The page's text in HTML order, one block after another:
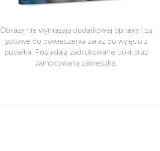
Obrazy nie wymagają dodatkowej oprawy i są
gotowe do powieszenia zaraz po wyjęciu z
pudełka. Posiadają zadrukowane boki oraz
zamocowaną zawieszkę.